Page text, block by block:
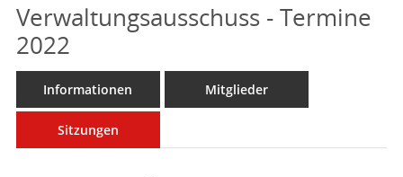
Verwaltungsausschuss - Termine
2022
Informationen Mitglieder
Sitzungen